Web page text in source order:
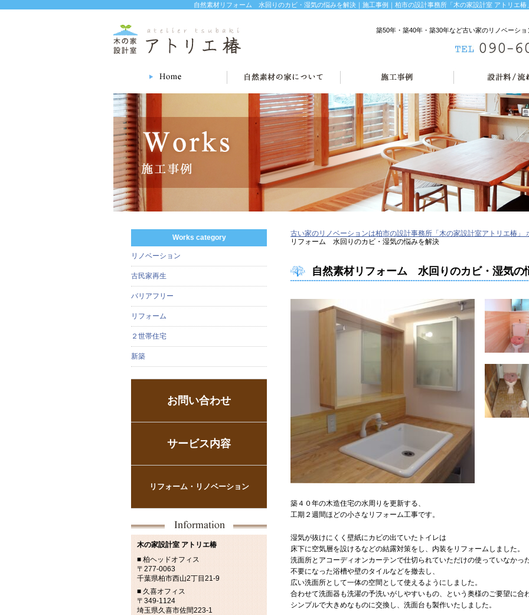
自然素材リフォーム 水回りのカビ・湿気の悩みを解決｜施工事例｜柏市の設計事務所「木の家設計室 アトリエ椿
築50年・築40年・築30年など古い家のリノベーシ
古い家のリノベーションは柏市の設計事務所「木の家設計室アトリエ椿」
リフォーム 水回りのカビ・湿気の悩みを解決
自然素材リフォーム 水回りのカビ・湿気の
築４０年の木造住宅の水周りを更新する、
工期２週間ほどの小さなリフォーム工事です。
湿気が抜けにくく壁紙にカビの出ていたトイレは
床下に空気層を設けるなどの結露対策をし、内装をリフォームしました。
洗面所とアコーディオンカーテンで仕切られていただけの使っていなかっ
不要になった浴槽や壁のタイルなどを撤去し、
広い洗面所として一体の空間として使えるようにしました。
合わせて洗面器も洗濯の予洗いがしやすいもの、という奥様のご要望に合
シンプルで大きめなものに交換し、洗面台も製作いたしました。
Works category
リノベーション
古民家再生
バリアフリー
リフォーム
２世帯住宅
新築
お問い合わせ
サービス内容
リフォーム・リノベーション
木の家設計室 アトリエ椿
■ 柏ヘッドオフィス
〒277-0063
千葉県柏市西山2丁目21-9
■ 久喜オフィス
〒349-1124
埼玉県久喜市佐間223-1